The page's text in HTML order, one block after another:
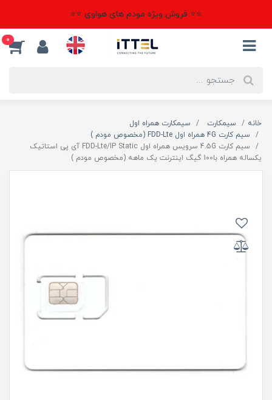
⭐⭐ فروش ویژه مودم های هواوی ⭐⭐
0
خانه سیمکارت
سیمکارت همراه اول
سیم کارت 4G همراه اول FDD-Lte (مخصوص مودم )
سیم کارت 4.5G سرویس همراه اول FDD-Lte/IP Static آی پی استاتیک
یکساله همراه با100 گیگ اینترنت یک ماهه (مخصوص مودم )